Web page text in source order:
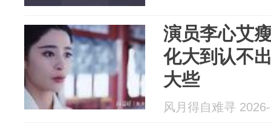
演员李心艾
化大到认不
大些
风月得自难寻